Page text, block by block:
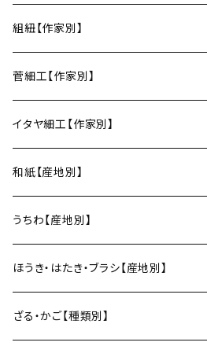
お椀
丼
湯呑・カップ
マグカップ
フリーカップ
酒器
ぐい呑み・盃
徳利
蓋物・キャニスター
そば猪口
箸・カトラリー
箸
箸置き
土鍋
鍋敷き・コースター
Trace Face（瀬戸焼／愛知）
m.m.d.（瀬戸焼／愛知）
LUC DE BOECK（京都）
小山研一（京都）
中村譲司（京都）
俊彦窯（丹波焼／兵庫）
Fuji窯（備前焼／岡山）
讃岐石地塗
suosikki（京都）
うるしおいしおはし
erakko（木と漆／京都）
甲斐のぶお工房（竹のカトラリー／大分）
藤本つむぎ工房（上田紬／長野）
巾着袋
ブックカバー
清原遥（テキスタイル／滋賀）
KOMOREBI
朝焼け
藍染屋ほうね（藍染／静岡）
京都のれん（風呂敷／京都）
小風呂敷（約50cm角）
2巾風呂敷（約70cm角）
Sugee textile（国産手ぬぐい）
向井詩織（ブロックプリント／インド）
組紐【作家別】
昇苑くみひも（京都）
リング
ブレスレット
菅細工【作家別】
深江菅細工（大阪）
イタヤ細工【作家別】
角館イタヤ工芸（秋田）
民芸イタヤ工房（秋田）
和紙【産地別】
出雲民藝紙（島根）
多羅富來和紙（愛媛）
八尾和紙（富山）
うちわ【産地別】
房州うちわ（千葉）
水うちわ（岐阜）
ほうき・はたき・ブラシ【産地別】
松本箒（長野）
ざる・かご【種類別】